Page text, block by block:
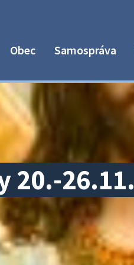
Obec Samospráva
20.-26.11.